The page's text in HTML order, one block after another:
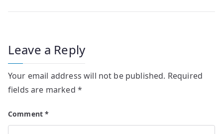
Leave a Reply
Your email address will not be published. Required
fields are marked *
Comment*